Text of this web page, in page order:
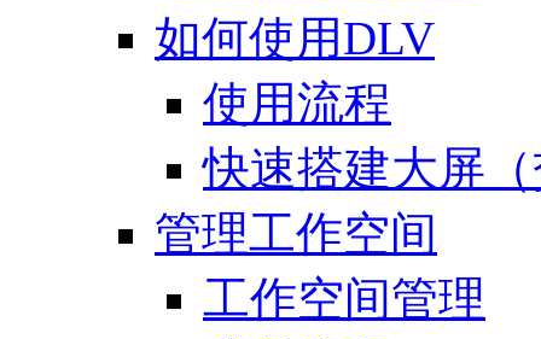
如何使用DLV
使用流程
快速搭建大屏
管理工作空间
工作空间管理